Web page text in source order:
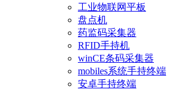
工业物联网平板
盘点机
药监码采集器
RFID手持机
winCE条码采集器
mobiles系统手持终端
安卓手持终端